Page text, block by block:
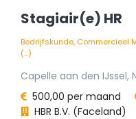
Stagiair(e) HR
Bedrijfskunde, Commercieel
(...)
Capelle aan den IJssel,
500,00 per maand
HBR B.V. (Faceland)